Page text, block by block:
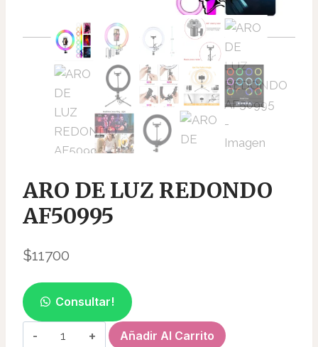
ARO DE LUZ REDONDO
AF50995
$11700
Consultar!
ARO
Añadir Al Carrito